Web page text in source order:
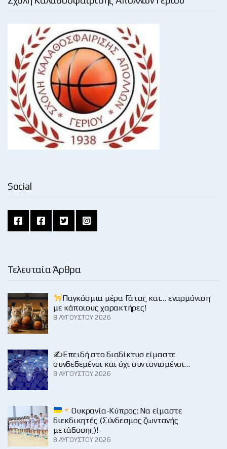
Social
Τελευταία Άρθρα
Παγκόσμια μέρα Γάτας και… εναρμόνιση
με κάποιους χαρακτήρες!
8 ΑΥΓΟΎΣΤΟΥ 2026
✍️Επειδή στο διαδίκτυο είμαστε
συνδεδεμένοι και όχι συντονισμένοι…
8 ΑΥΓΟΎΣΤΟΥ 2026
Ουκρανία-Κύπρος: Να είμαστε
διεκδικητές (Σύνδεσμος ζωντανής
μετάδοσης)!
8 ΑΥΓΟΎΣΤΟΥ 2026